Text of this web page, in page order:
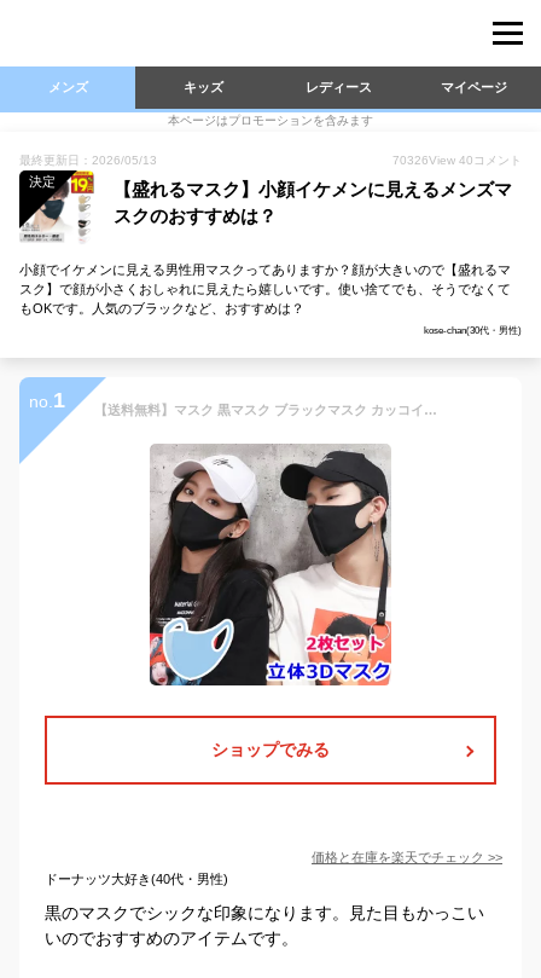
メンズ キッズ レディース マイページ
本ページはプロモーションを含みます
最終更新日：2026/05/13 70326View 40 コメント
決定
【盛れるマスク】小顔イケメンに見えるメンズマ
スクのおすすめは？
小顔でイケメンに見える男性用マスクってありますか？顔が大きいので【盛れるマ
スク】で顔が小さくおしゃれに見えたら嬉しいです。使い捨てでも、そうでなくて
もOKです。人気のブラックなど、おすすめは？
kose-chan(30代・男性)
no. 1 【送料無料】マスク 黒マスク ブラックマスク カッコイイ ワイルド B系 ストリート ファッション コスプレ [2枚セット] 小顔効果 快適フィット 高通気性 花粉 ダニ ホコリ 99%カット レディース メンズ 大人用 フリーサイズ 手洗いOK くり返し使える y1
ショップでみる
価格と在庫を楽天でチェック >>
ドーナッツ大好き(40代・男性)
黒のマスクでシックな印象になります。見た目もかっこい
いのでおすすめのアイテムです。